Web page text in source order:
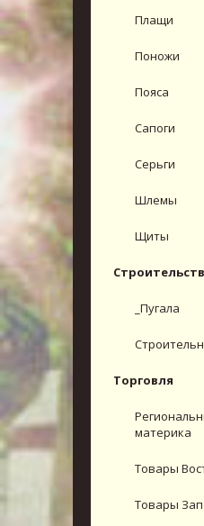
Плащи
Поножи
Пояса
Сапоги
Серьги
Шлемы
Щиты
_Пугала
Торговля
материка
Товары
Товары